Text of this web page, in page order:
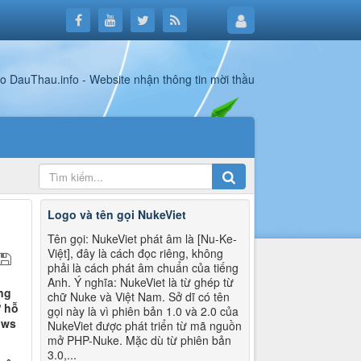
hỗ
Logo và tên gọi NukeViet
Tên gọi: NukeViet phát âm là [Nu-Ke-
Việt], đây là cách đọc riêng, không
phải là cách phát âm chuẩn của tiếng
Anh. Ý nghĩa: NukeViet là từ ghép từ
chữ Nuke và Việt Nam. Sở dĩ có tên
gọi này là vì phiên bản 1.0 và 2.0 của
NukeViet được phát triển từ mã nguồn
mở PHP-Nuke. Mặc dù từ phiên bản
3.0,...